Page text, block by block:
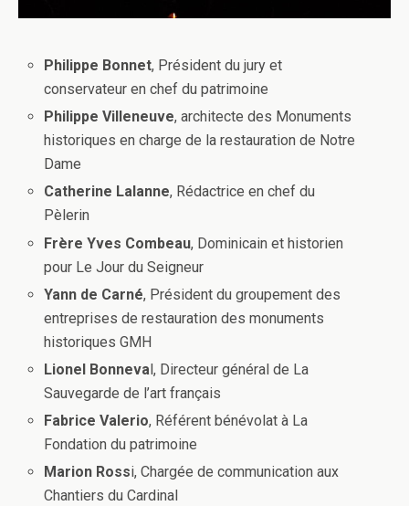
Philippe Bonnet, Président du jury et
conservateur en chef du patrimoine
Philippe Villeneuve, architecte des Monuments
historiques en charge de la restauration de Notre
Dame
Catherine Lalanne, Rédactrice en chef du
Pèlerin
Frère Yves Combeau, Dominicain et historien
pour Le Jour du Seigneur
Yann de Carné, Président du groupement des
entreprises de restauration des monuments
historiques GMH
Lionel Bonneval, Directeur général de La
Sauvegarde de l’art français
Fabrice Valerio, Référent bénévolat à La
Fondation du patrimoine
Marion Rossi, Chargée de communication aux
Chantiers du Cardinal